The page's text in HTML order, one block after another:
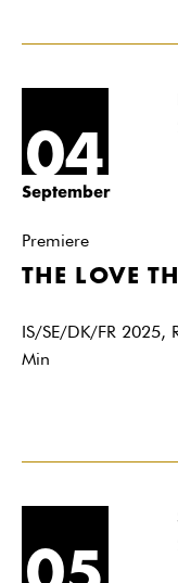
04
September
Premiere
THE LOVE
IS/SE/DK/FR 2025,
Min